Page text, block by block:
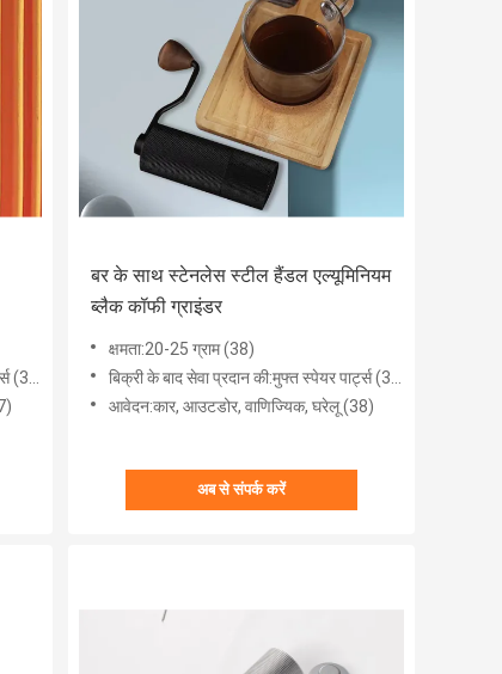
(37)
बर के साथ स्टेनलेस स्टील हैंडल एल्यूमिनियम
ब्लैक कॉफी ग्राइंडर
क्षमता:20-25 ग्राम (38)
बिक्री के बाद सेवा प्रदान की:मुफ्त स्पेयर पार्ट्स (38)
आवेदन:कार, ​​आउटडोर, वाणिज्यिक, घरेलू (38)
अब से संपर्क करें